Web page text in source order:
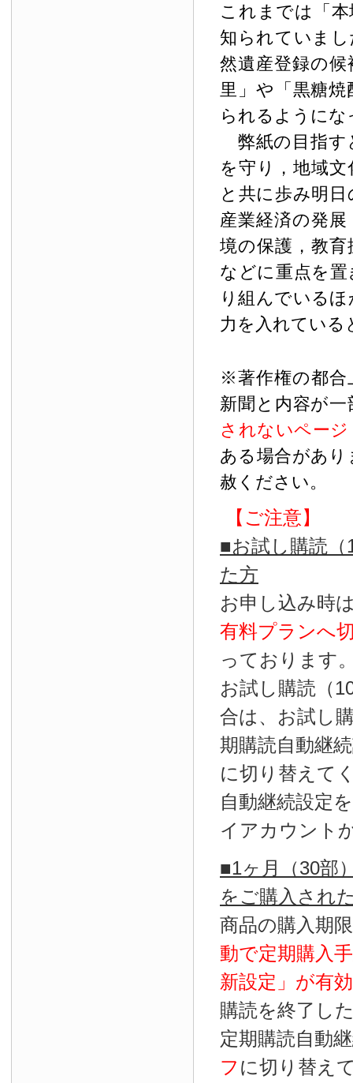
これまでは「
知られていま
然遺産登録の
里」や「黒糖
られるように
弊紙の目指す
を守り，地域
と共に歩み明
産業経済の発
境の保護，教
などに重点を
り組んでいる
力を入れている
※著作権の都合
新聞と内容が
されないペー
ある場合があ
赦ください。
【ご注意】
■お試し購読
た方
お申し込み時
有料プランへ
っております
お試し購読（
合は、お試し
期購読自動継
に切り替えて
自動継続設定
イアカウント
■1ヶ月（30部
をご購入され
商品の購入期
動で定期購入
新設定」が有効
購読を終了し
定期購読自動
フ に切り替え